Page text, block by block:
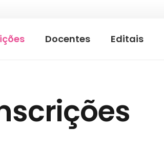
Docentes Editais